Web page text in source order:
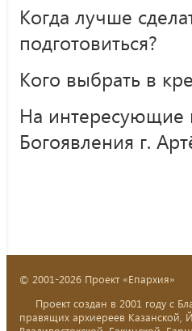
Когда лучше
подготовиться?
Кого выбрать в
На интересующие
Богоявления г.
© 2001-2026 Проект «Епархия»
Проект создан в 2001 году с
правящих архиереев Казанской,